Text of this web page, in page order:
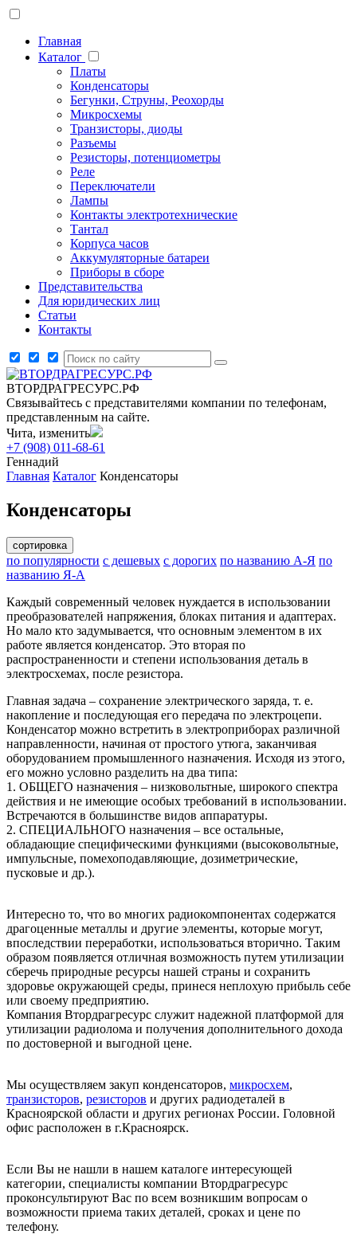
Главная
Каталог
Платы
Конденсаторы
Бегунки, Струны, Реохорды
Микросхемы
Транзисторы, диоды
Разъемы
Резисторы, потенциометры
Реле
Переключатели
Лампы
Контакты электротехнические
Тантал
Корпуса часов
Аккумуляторные батареи
Приборы в сборе
Представительства
Для юридических лиц
Статьи
Контакты
ВТОРДРАГРЕСУРС.РФ
Связывайтесь с представителями компании по телефонам,
представленным на сайте.
Чита, изменить
+7 (908) 011-68-61
Геннадий
Главная Каталог Конденсаторы
Конденсаторы
сортировка
по популярности с дешевых с дорогих по названию А-Я по
названию Я-А
Каждый современный человек нуждается в использовании
преобразователей напряжения, блоках питания и адаптерах.
Но мало кто задумывается, что основным элементом в их
работе является конденсатор. Это вторая по
распространенности и степени использования деталь в
электросхемах, после резистора.
Главная задача – сохранение электрического заряда, т. е.
накопление и последующая его передача по электроцепи.
Конденсатор можно встретить в электроприборах различной
направленности, начиная от простого утюга, заканчивая
оборудованием промышленного назначения. Исходя из этого,
его можно условно разделить на два типа:
1. ОБЩЕГО назначения – низковольтные, широкого спектра
действия и не имеющие особых требований в использовании.
Встречаются в большинстве видов аппаратуры.
2. СПЕЦИАЛЬНОГО назначения – все остальные,
обладающие специфическими функциями (высоковольтные,
импульсные, помехоподавляющие, дозиметрические,
пусковые и др.).
Интересно то, что во многих радиокомпонентах содержатся
драгоценные металлы и другие элементы, которые могут,
впоследствии переработки, использоваться вторично. Таким
образом появляется отличная возможность путем утилизации
сберечь природные ресурсы нашей страны и сохранить
здоровье окружающей среды, принеся неплохую прибыль себе
или своему предприятию.
Компания Втордрагресурс служит надежной платформой для
утилизации радиолома и получения дополнительного дохода
по достоверной и выгодной цене.
Мы осуществляем закуп конденсаторов, микросхем,
транзисторов, резисторов и других радиодеталей в
Красноярской области и других регионах России. Головной
офис расположен в г.Красноярск.
Если Вы не нашли в нашем каталоге интересующей
категории, специалисты компании Втордрагресурс
проконсультируют Вас по всем возникшим вопросам о
возможности приема таких деталей, сроках и цене по
телефону.